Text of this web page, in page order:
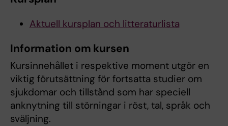
Aktuell kursplan och litteraturlista
Information om kursen
Kursinnehållet i respektive moment utgör en
viktig förutsättning för fortsatta studier om
sjukdomar och tillstånd som har speciell
anknytning till störningar i röst, tal, språk och
sväljning.